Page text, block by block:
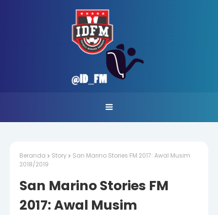
Beranda Story
San Marino Stories FM 2017: Awal Musim
2018/2019
San Marino Stories FM
2017: Awal Musim